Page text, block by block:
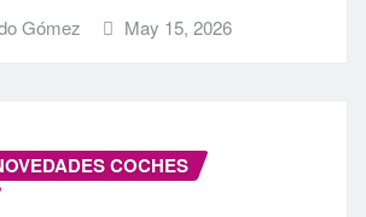
Gómez May 15, 2026
COCHES